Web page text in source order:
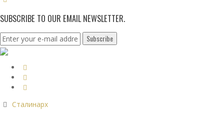
SUBSCRIBE TO OUR EMAIL NEWSLETTER.
Сталинарх